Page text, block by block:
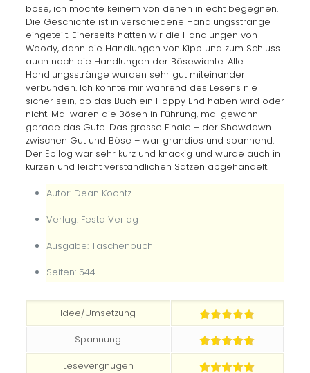
böse, ich möchte keinem von denen in echt begegnen.
Die Geschichte ist in verschiedene Handlungsstränge
eingeteilt. Einerseits hatten wir die Handlungen von
Woody, dann die Handlungen von Kipp und zum Schluss
auch noch die Handlungen der Bösewichte. Alle
Handlungsstränge wurden sehr gut miteinander
verbunden. Ich konnte mir während des Lesens nie
sicher sein, ob das Buch ein Happy End haben wird oder
nicht. Mal waren die Bösen in Führung, mal gewann
gerade das Gute. Das grosse Finale – der Showdown
zwischen Gut und Böse – war grandios und spannend.
Der Epilog war sehr kurz und knackig und wurde auch in
kurzen und leicht verständlichen Sätzen abgehandelt.
Autor: Dean Koontz
Verlag: Festa Verlag
Ausgabe: Taschenbuch
Seiten: 544
Idee/Umsetzung
Spannung
Lesevergnügen